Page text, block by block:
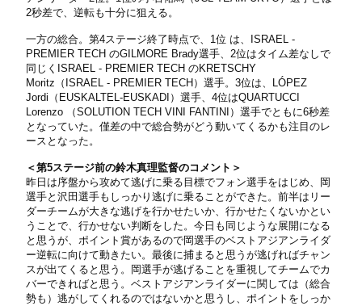
2秒差で、逆転も十分に狙える。
一方の総合。第4ステージ終了時点で、1位 は、ISRAEL -
PREMIER TECH のGILMORE Brady選手、2位はタイム差なしで
同じくISRAEL - PREMIER TECH のKRETSCHY
Moritz（ISRAEL - PREMIER TECH）選手。3位は、LÓPEZ
Jordi（EUSKALTEL-EUSKADI）選手、4位はQUARTUCCI
Lorenzo （SOLUTION TECH VINI FANTINI）選手でともに6秒差
となっていた。僅差の中で総合勢がどう動いてくるかも注目のレ
ースとなった。
＜第5ステージ前の鈴木真理監督のコメント＞
昨日は序盤から攻めて逃げに乗る目標でフォン選手をはじめ、岡
選手と沢田選手もしっかり逃げに乗ることができた。前半はリー
ダーチームが大きな逃げを行かせたいか、行かせたくないかとい
うことで、行かせない判断をした。今日も同じような展開になる
と思うが、ポイント賞があるので岡選手のベストアジアンライダ
ー逆転に向けて動きたい。最後に捕まると思うが逃げればチャン
スが出てくると思う。岡選手が逃げることを重視してチームでカ
バーできればと思う。ベストアジアンライダーに関しては（総合
勢も）逃がしてくれるのではないかと思うし、ポイントをしっか